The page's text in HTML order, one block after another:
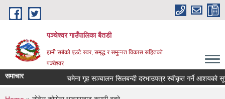
Skip to main content
पञ्चेश्वर गाउँपालिका बैतडी
हामी सबैको एउटै स्वर, समृद्ध र समुन्नत विकास सहितको
पञ्चेश्वर
समाचार चमेना गृह सञ्‍चालन सिलबन्दी दरभाउपत्र स्वीकृत गर्ने आशयको